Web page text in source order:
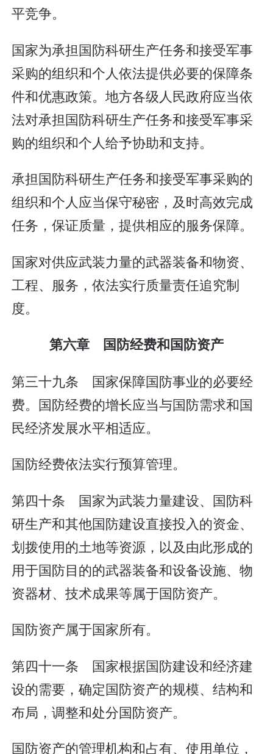
平竞争。
国家为承担国防科研生产任务和接受军事
采购的组织和个人依法提供必要的保障条
件和优惠政策。地方各级人民政府应当依
法对承担国防科研生产任务和接受军事采
购的组织和个人给予协助和支持。
承担国防科研生产任务和接受军事采购的
组织和个人应当保守秘密，及时高效完成
任务，保证质量，提供相应的服务保障。
国家对供应武装力量的武器装备和物资、
工程、服务，依法实行质量责任追究制
度。
第六章 国防经费和国防资产
第三十九条 国家保障国防事业的必要经
费。国防经费的增长应当与国防需求和国
民经济发展水平相适应。
国防经费依法实行预算管理。
第四十条 国家为武装力量建设、国防科
研生产和其他国防建设直接投入的资金、
划拨使用的土地等资源，以及由此形成的
用于国防目的的武器装备和设备设施、物
资器材、技术成果等属于国防资产。
国防资产属于国家所有。
第四十一条 国家根据国防建设和经济建
设的需要，确定国防资产的规模、结构和
布局，调整和处分国防资产。
国防资产的管理机构和占有、使用单位，